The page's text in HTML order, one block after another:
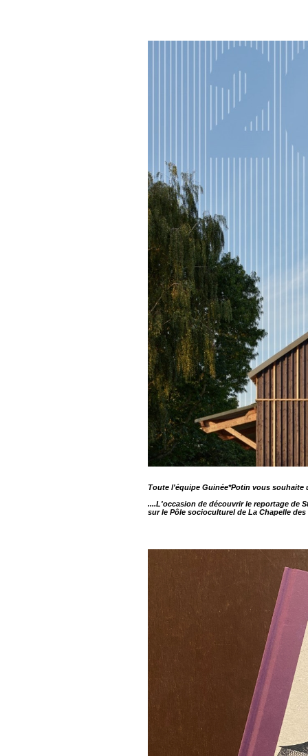
Toute l'équipe Guinée*Potin vous souhaite
....L'occasion de découvrir le reportage de
sur le Pôle socioculturel de La Chapelle